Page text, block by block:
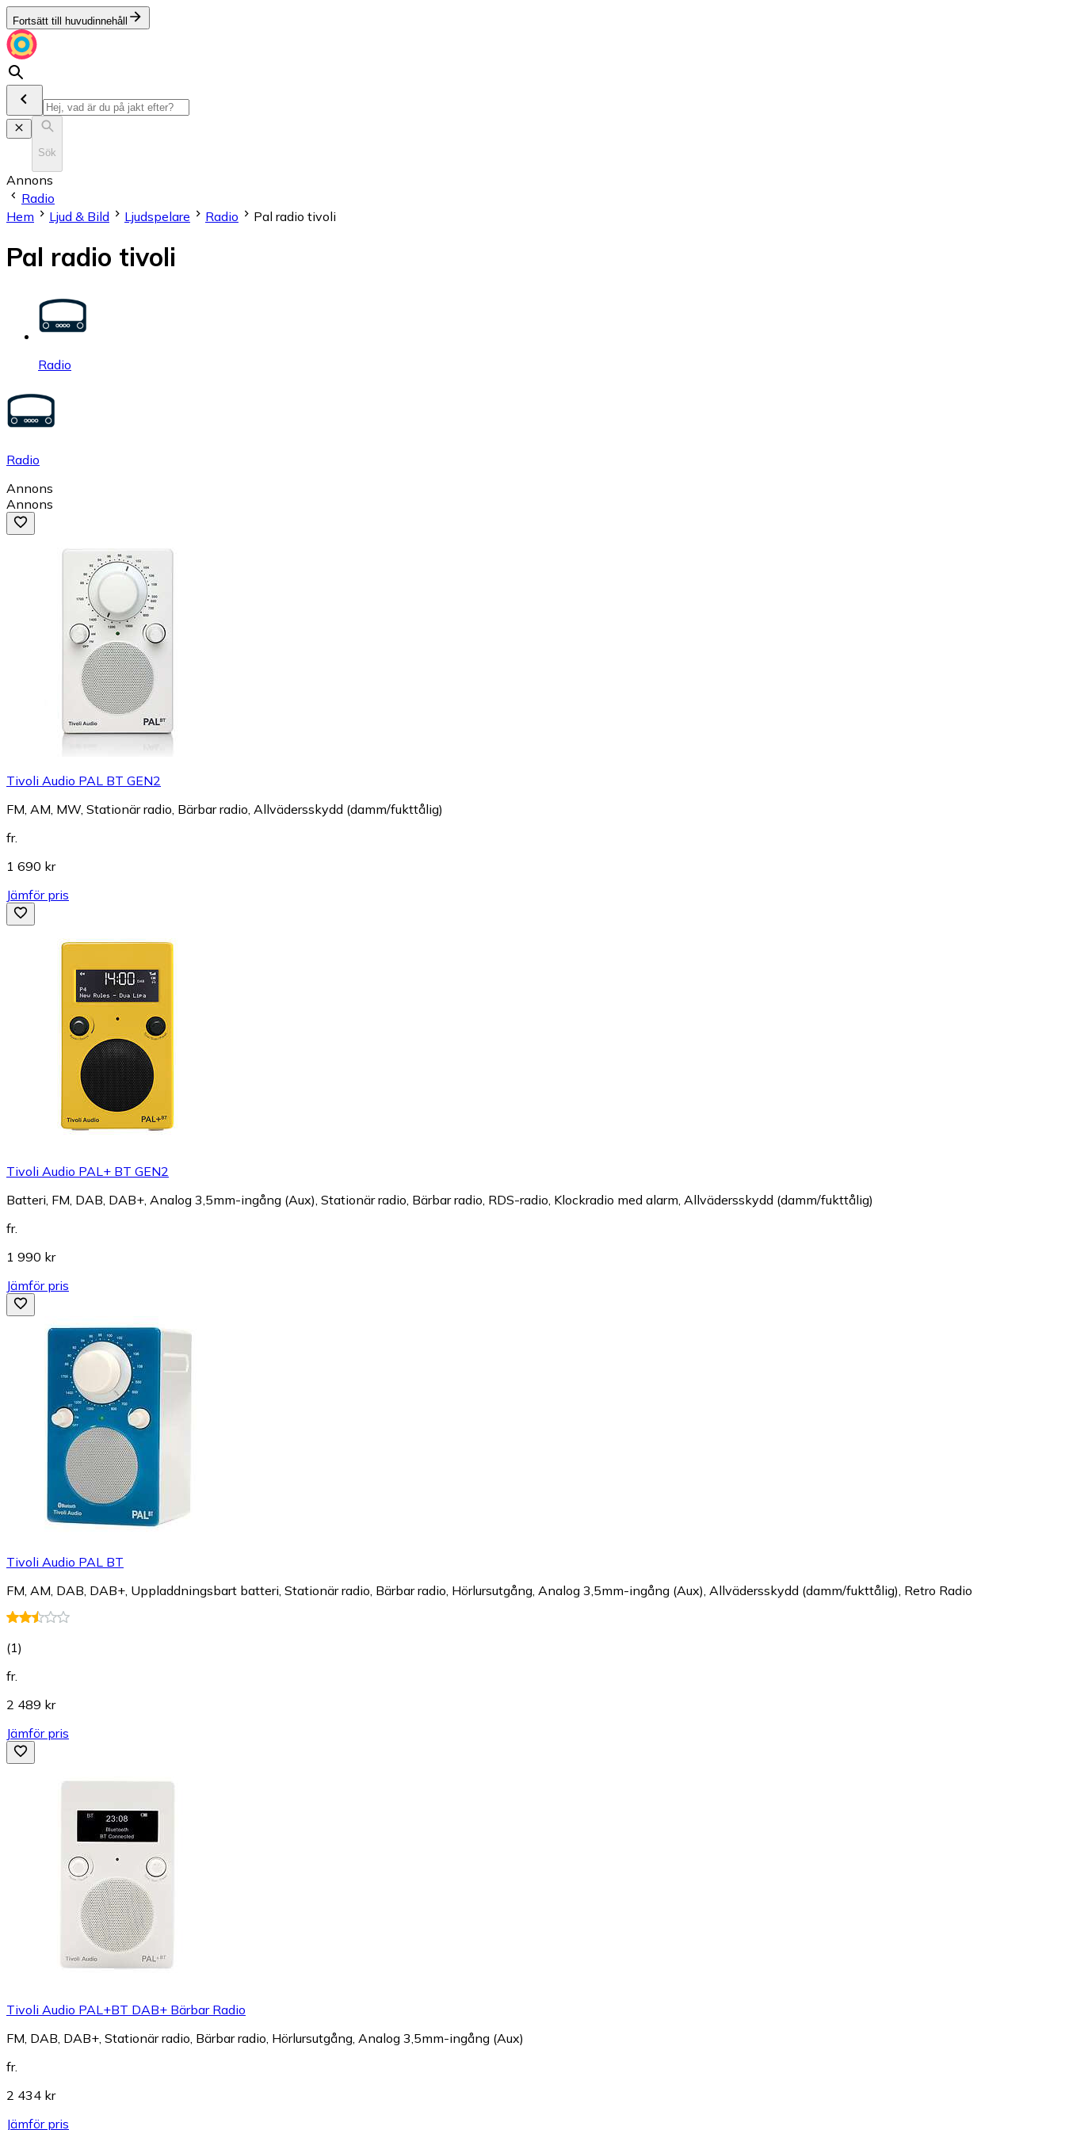
Fortsätt till huvudinnehåll
Sök
Annons
Radio
Hem
Ljud & Bild Ljudspelare Radio Pal radio tivoli
Pal radio tivoli
Radio
Radio
Annons
Annons
Tivoli Audio PAL BT GEN2
FM, AM, MW, Stationär radio, Bärbar radio, Allvädersskydd (damm/fukttålig)
fr.
1 690 kr
Jämför pris
Tivoli Audio PAL+ BT GEN2
Batteri, FM, DAB, DAB+, Analog 3,5mm-ingång (Aux), Stationär radio, Bärbar radio, RDS-radio, Klockradio med alarm, Allvädersskydd (damm/fukttålig)
fr.
1 990 kr
Jämför pris
Tivoli Audio PAL BT
FM, AM, DAB, DAB+, Uppladdningsbart batteri, Stationär radio, Bärbar radio, Hörlursutgång, Analog 3,5mm-ingång (Aux), Allvädersskydd (damm/fukttålig), Retro Radio
(1)
fr.
2 489 kr
Jämför pris
Tivoli Audio PAL+BT DAB+ Bärbar Radio
FM, DAB, DAB+, Stationär radio, Bärbar radio, Hörlursutgång, Analog 3,5mm-ingång (Aux)
fr.
2 434 kr
Jämför pris